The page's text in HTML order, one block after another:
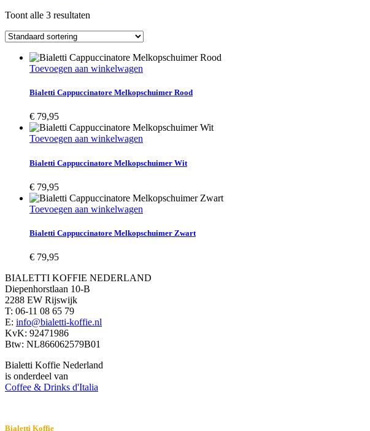
Toont alle 3 resultaten
Toevoegen aan winkelwagen
Bialetti Cappuccinatore Melkopschuimer Rood
€ 79,95
Toevoegen aan winkelwagen
Bialetti Cappuccinatore Melkopschuimer Wit
€ 79,95
Toevoegen aan winkelwagen
Bialetti Cappuccinatore Melkopschuimer Zwart
€ 79,95
BIALETTI KOFFIE NEDERLAND
Diepenhorstlaan 10-B
2288 EW Rijswijk
T: 06-11 08 65 79
E: info@bialetti-koffie.nl
KvK: 92471986
Btw: NL866062579B01
Bialetti Koffie Nederland
is onderdeel van
Coffee & Drinks d'Italia
Bialetti Koffie